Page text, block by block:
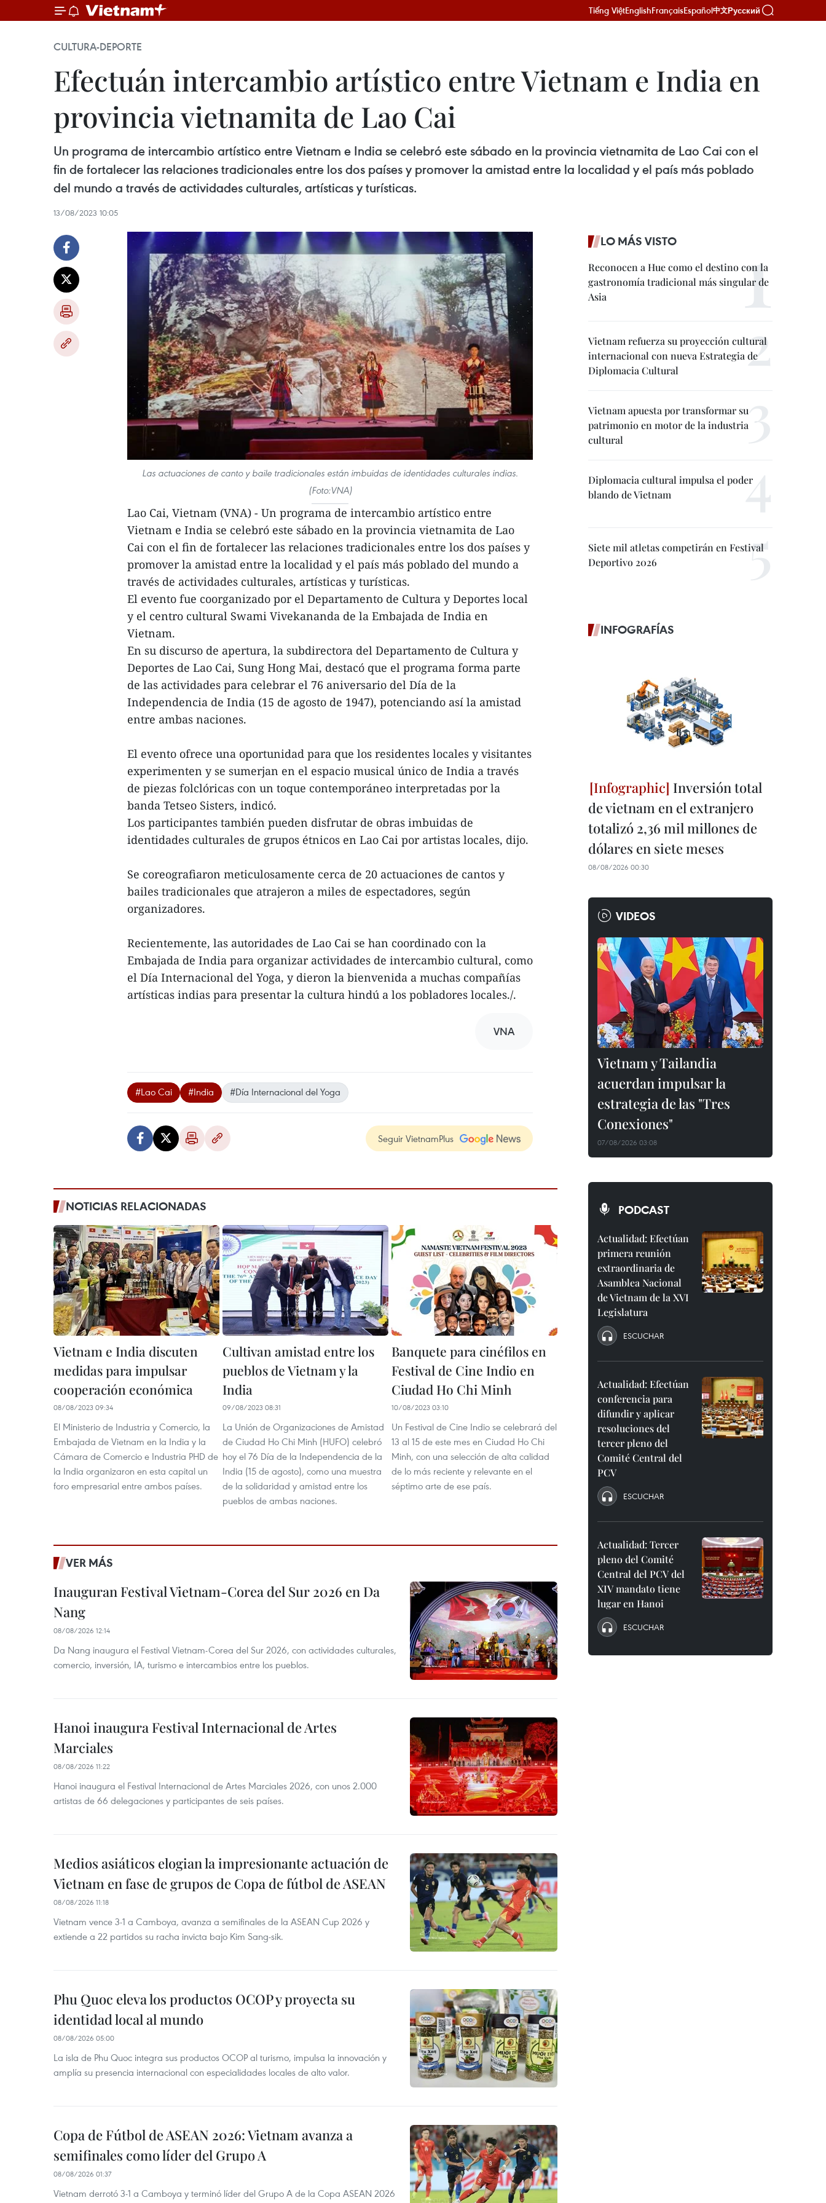
Tiếng ViệtEnglishFrançaisEspañol中文Русский
CULTURA-DEPORTE
Efectuán intercambio artístico entre Vietnam e India en
provincia vietnamita de Lao Cai
Un programa de intercambio artístico entre Vietnam e India se celebró este sábado en la provincia vietnamita de Lao Cai con el
fin de fortalecer las relaciones tradicionales entre los dos países y promover la amistad entre la localidad y el país más poblado
del mundo a través de actividades culturales, artísticas y turísticas.
13/08/2023 10:05
Las actuaciones de canto y baile tradicionales están imbuidas de identidades culturales indias.
(Foto:VNA)
Lao Cai, Vietnam (VNA) - Un programa de intercambio artístico entre
Vietnam e India se celebró este sábado en la provincia vietnamita de Lao
Cai con el fin de fortalecer las relaciones tradicionales entre los dos países y
promover la amistad entre la localidad y el país más poblado del mundo a
través de actividades culturales, artísticas y turísticas.
El evento fue coorganizado por el Departamento de Cultura y Deportes local
y el centro cultural Swami Vivekananda de la Embajada de India en
Vietnam.
En su discurso de apertura, la subdirectora del Departamento de Cultura y
Deportes de Lao Cai, Sung Hong Mai, destacó que el programa forma parte
de las actividades para celebrar el 76 aniversario del Día de la
Independencia de India (15 de agosto de 1947), potenciando así la amistad
entre ambas naciones.
El evento ofrece una oportunidad para que los residentes locales y visitantes
experimenten y se sumerjan en el espacio musical único de India a través
de piezas folclóricas con un toque contemporáneo interpretadas por la
banda Tetseo Sisters, indicó.
Los participantes también pueden disfrutar de obras imbuidas de
identidades culturales de grupos étnicos en Lao Cai por artistas locales, dijo.
Se coreografiaron meticulosamente cerca de 20 actuaciones de cantos y
bailes tradicionales que atrajeron a miles de espectadores, según
organizadores.
Recientemente, las autoridades de Lao Cai se han coordinado con la
Embajada de India para organizar actividades de intercambio cultural, como
el Día Internacional del Yoga, y dieron la bienvenida a muchas compañías
artísticas indias para presentar la cultura hindú a los pobladores locales./.
VNA
#Lao Cai #India #Día Internacional del Yoga
Seguir VietnamPlus
NOTICIAS RELACIONADAS
Vietnam e India discuten
medidas para impulsar
cooperación económica
08/08/2023 09:34
El Ministerio de Industria y Comercio, la
Embajada de Vietnam en la India y la
Cámara de Comercio e Industria PHD de
la India organizaron en esta capital un
foro empresarial entre ambos países.
Cultivan amistad entre los
pueblos de Vietnam y la
India
09/08/2023 08:31
La Unión de Organizaciones de Amistad
de Ciudad Ho Chi Minh (HUFO) celebró
hoy el 76 Día de la Independencia de la
India (15 de agosto), como una muestra
de la solidaridad y amistad entre los
pueblos de ambas naciones.
Banquete para cinéfilos en
Festival de Cine Indio en
Ciudad Ho Chi Minh
10/08/2023 03:10
Un Festival de Cine Indio se celebrará del
13 al 15 de este mes en Ciudad Ho Chi
Minh, con una selección de alta calidad
de lo más reciente y relevante en el
séptimo arte de ese país.
VER MÁS
Inauguran Festival Vietnam-Corea del Sur 2026 en Da
Nang
08/08/2026 12:14
Da Nang inaugura el Festival Vietnam-Corea del Sur 2026, con actividades culturales,
comercio, inversión, IA, turismo e intercambios entre los pueblos.
Hanoi inaugura Festival Internacional de Artes
Marciales
08/08/2026 11:22
Hanoi inaugura el Festival Internacional de Artes Marciales 2026, con unos 2.000
artistas de 66 delegaciones y participantes de seis países.
Medios asiáticos elogian la impresionante actuación de
Vietnam en fase de grupos de Copa de fútbol de ASEAN
08/08/2026 11:18
Vietnam vence 3-1 a Camboya, avanza a semifinales de la ASEAN Cup 2026 y
extiende a 22 partidos su racha invicta bajo Kim Sang-sik.
Phu Quoc eleva los productos OCOP y proyecta su
identidad local al mundo
08/08/2026 05:00
La isla de Phu Quoc integra sus productos OCOP al turismo, impulsa la innovación y
amplía su presencia internacional con especialidades locales de alto valor.
Copa de Fútbol de ASEAN 2026: Vietnam avanza a
semifinales como líder del Grupo A
08/08/2026 01:37
Vietnam derrotó 3-1 a Camboya y terminó líder del Grupo A de la Copa ASEAN 2026
LO MÁS VISTO
Reconocen a Hue como el destino con la
gastronomía tradicional más singular de
Asia
Vietnam refuerza su proyección cultural
internacional con nueva Estrategia de
Diplomacia Cultural
Vietnam apuesta por transformar su
patrimonio en motor de la industria
cultural
Diplomacia cultural impulsa el poder
blando de Vietnam
Siete mil atletas competirán en Festival
Deportivo 2026
INFOGRAFÍAS
Inversión total
de vietnam en el extranjero
totalizó 2,36 mil millones de
dólares en siete meses
08/08/2026 00:30
VIDEOS
Vietnam y Tailandia
acuerdan impulsar la
estrategia de las "Tres
Conexiones"
07/08/2026 03:08
PODCAST
Actualidad: Efectúan
primera reunión
extraordinaria de
Asamblea Nacional
de Vietnam de la XVI
Legislatura
ESCUCHAR
Actualidad: Efectúan
conferencia para
difundir y aplicar
resoluciones del
tercer pleno del
Comité Central del
PCV
ESCUCHAR
Actualidad: Tercer
pleno del Comité
Central del PCV del
XIV mandato tiene
lugar en Hanoi
ESCUCHAR